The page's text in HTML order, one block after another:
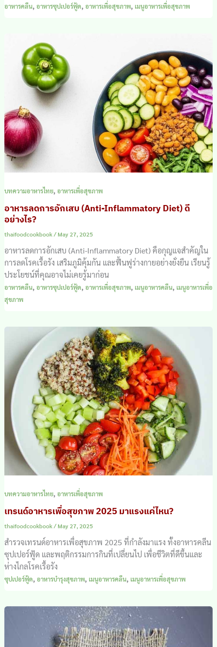
อาหารคลีน, อาหารซุปเปอร์ฟู้ด, อาหารเพื่อสุขภาพ, เมนูอาหารเพื่อสุขภาพ
บทความอาหารไทย, อาหารเพื่อสุขภาพ
อาหารลดการอักเสบ (Anti-Inflammatory Diet) ดี
อย่างไร?
thaifoodcookbook/May 27, 2025
อาหารลดการอักเสบ (Anti-Inflammatory Diet) คือกุญแจสำคัญใน
การลดโรคเรื้อรัง เสริมภูมิคุ้มกัน และฟื้นฟูร่างกายอย่างยั่งยืน เรียนรู้
ประโยชน์ที่คุณอาจไม่เคยรู้มาก่อน
อาหารคลีน, อาหารซุปเปอร์ฟู้ด, อาหารเพื่อสุขภาพ, เมนูอาหารคลีน, เมนูอาหารเพื่อ
สุขภาพ
บทความอาหารไทย, อาหารเพื่อสุขภาพ
เทรนด์อาหารเพื่อสุขภาพ 2025 มาแรงแค่ไหน?
thaifoodcookbook/May 27, 2025
สำรวจเทรนด์อาหารเพื่อสุขภาพ 2025 ที่กำลังมาแรง ทั้งอาหารคลีน
ซุปเปอร์ฟู้ด และพฤติกรรมการกินที่เปลี่ยนไป เพื่อชีวิตที่ดีขึ้นและ
ห่างไกลโรคเรื้อรัง
ซุปเปอร์ฟู้ด, อาหารบำรุงสุขภาพ, เมนูอาหารคลีน, เมนูอาหารเพื่อสุขภาพ